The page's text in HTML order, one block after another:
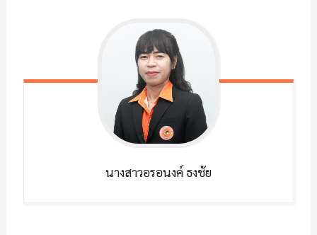
นางสาวอรอนงค์ ธงชัย